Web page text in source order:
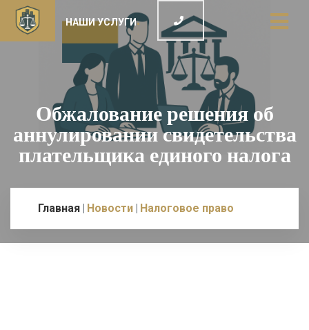
НАШИ УСЛУГИ
Обжалование решения об
аннулировании свидетельства
плательщика единого налога
Главная Новости Налоговое право